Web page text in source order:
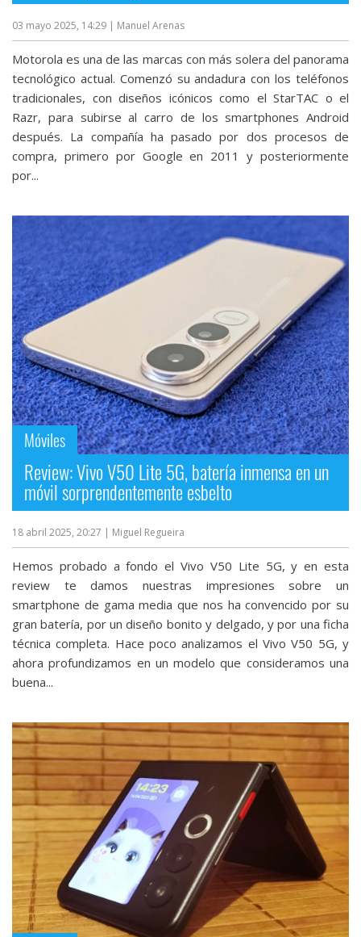
03 mayo 2025, 14:29 | Manuel Arenas
Motorola es una de las marcas con más solera del panorama
tecnológico actual. Comenzó su andadura con los teléfonos
tradicionales, con diseños icónicos como el StarTAC o el
Razr, para subirse al carro de los smartphones Android
después. La compañía ha pasado por dos procesos de
compra, primero por Google en 2011 y posteriormente
por...
Móviles
Review: Vivo V50 Lite 5G, batería inmensa en un
móvil sorprendentemente esbelto
18 abril 2025, 20:27 | Miguel Regueira
Hemos probado a fondo el Vivo V50 Lite 5G, y en esta
review te damos nuestras impresiones sobre un
smartphone de gama media que nos ha convencido por su
gran batería, por un diseño bonito y delgado, y por una ficha
técnica completa. Hace poco analizamos el Vivo V50 5G, y
ahora profundizamos en un modelo que consideramos una
buena...